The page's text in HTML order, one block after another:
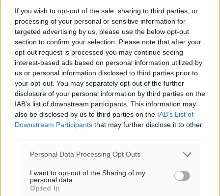
If you wish to opt-out of the sale, sharing to third parties, or
processing of your personal or sensitive information for
targeted advertising by us, please use the below opt-out
section to confirm your selection. Please note that after your
opt-out request is processed you may continue seeing
interest-based ads based on personal information utilized by
us or personal information disclosed to third parties prior to
your opt-out. You may separately opt-out of the further
disclosure of your personal information by third parties on the
IAB’s list of downstream participants. This information may
also be disclosed by us to third parties on the IAB’s List of
Downstream Participants that may further disclose it to other
Personal Data Processing Opt Outs
I want to opt-out of the Sharing of my
personal data.
Opted In
Ροή ειδήσεων
αναχωρούν από Πειραιά, Ραφήνα και Λαύριο
Ειδήσεις• πριν 11 ώρες